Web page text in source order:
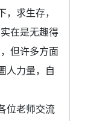
求生存，
在是无趣得
但许多方面
人力量，自
位老师交流